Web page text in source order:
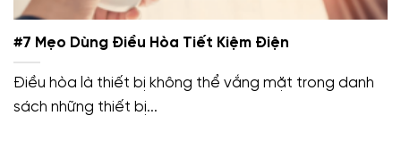
#7 Mẹo Dùng Điều Hòa Tiết Kiệm Điện
Điều hòa là thiết bị không thể vắng mặt trong danh
sách những thiết bị...